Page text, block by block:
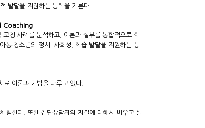
발달을 지원하는 능력을 기른다.
Coaching
칭 사례를 분석하고, 이론과 실무를 통합적으로 학
동·청소년의 정서, 사회성, 학습 발달을 지원하는 능
이론과 기법을 다루고 있다.
험한다. 또한 집단상담자의 자질에 대해서 배우고 실